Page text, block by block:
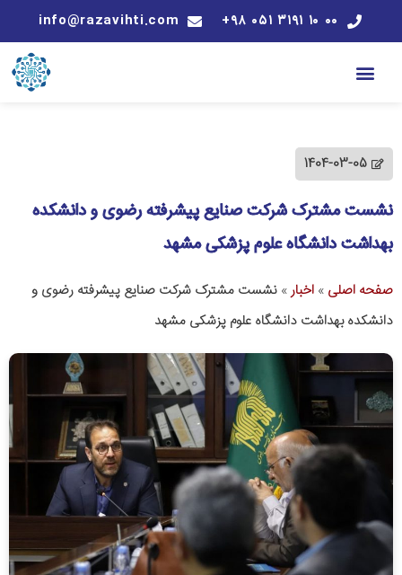
۰۰ ۱۰ ۳۱۹۱ ۰۵۱ ۹۸+ info@razavihti.com
1404-03-05
نشست مشترک شرکت صنایع پیشرفته رضوی و دانشکده
بهداشت دانشگاه علوم پزشکی مشهد
صفحه اصلی » اخبار» نشست مشترک شرکت صنایع پیشرفته رضوی و
دانشکده بهداشت دانشگاه علوم پزشکی مشهد